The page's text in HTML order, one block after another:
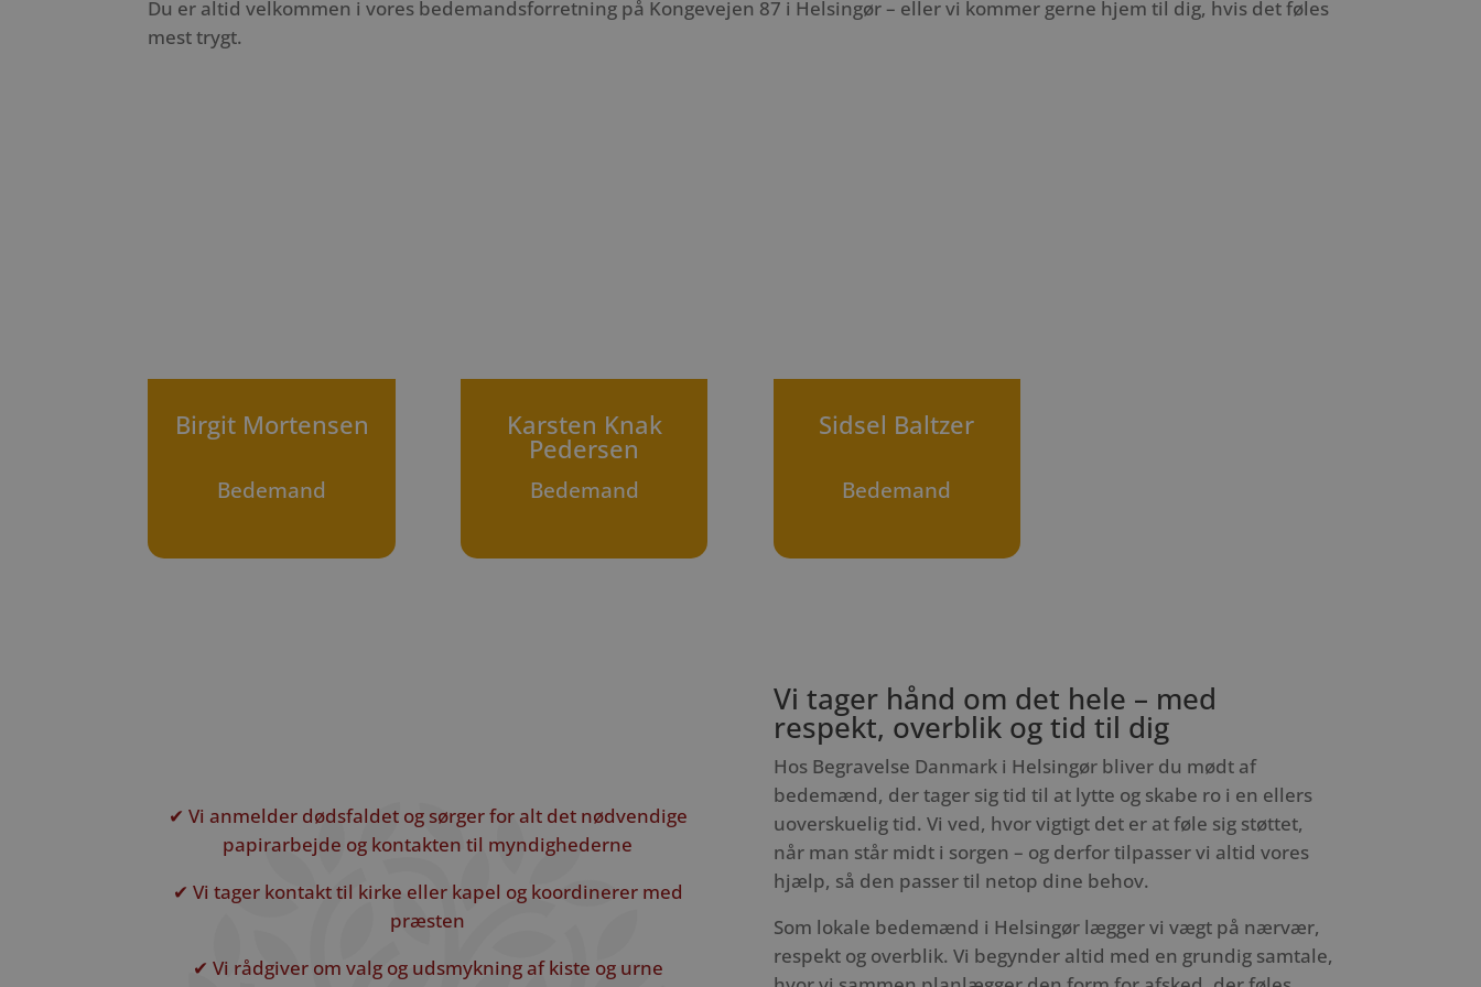
Du er altid velkommen i vores bedemandsforretning på Kongevejen 87 i Helsingør – eller vi kommer gerne hjem til dig, hvis det føles
mest trygt.
Birgit Mortensen
Bedemand
Karsten Knak
Pedersen
Bedemand
Sidsel Baltzer
Bedemand
✔ Vi anmelder dødsfaldet og sørger for alt det nødvendige
papirarbejde og kontakten til myndighederne
✔ Vi tager kontakt til kirke eller kapel og koordinerer med
præsten
✔ Vi rådgiver om valg og udsmykning af kiste og urne
Vi tager hånd om det hele – med
respekt, overblik og tid til dig
Hos Begravelse Danmark i Helsingør bliver du mødt af
bedemænd, der tager sig tid til at lytte og skabe ro i en ellers
uoverskuelig tid. Vi ved, hvor vigtigt det er at føle sig støttet,
når man står midt i sorgen – og derfor tilpasser vi altid vores
hjælp, så den passer til netop dine behov.
Som lokale bedemænd i Helsingør lægger vi vægt på nærvær,
respekt og overblik. Vi begynder altid med en grundig samtale,